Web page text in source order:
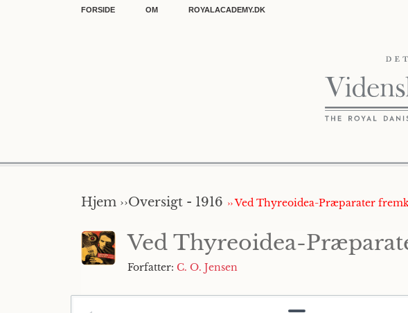
FORSIDE OM ROYALACADEMY.DK
Hjem ››Oversigt - 1916 ›› Ved Thyreoidea-Præparater
Ved Thyreoidea-
Forfatter: C. O. Jensen